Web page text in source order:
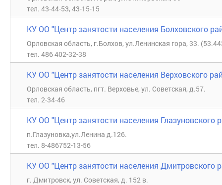
тел. 43-44-53, 43-15-15
КУ ОО "Центр занятости населения Болховского
Орловская область, г.Болхов, ул.Ленинская гора, 33.
тел. 486 402-32-38
КУ ОО "Центр занятости населения Верховского
Орловская область, пгт. Верховье, ул. Советская, д.57.
тел. 2-34-46
КУ ОО "Центр занятости населения Глазуновского
п.Глазуновка,ул.Ленина д.126.
тел. 8-486752-13-56
КУ ОО "Центр занятости населения Дмитровского
г. Дмитровск, ул. Советская, д. 152 в.